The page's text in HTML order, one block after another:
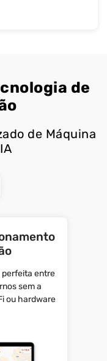
de
de Máquina
perfeita entre
sem a
ou hardware